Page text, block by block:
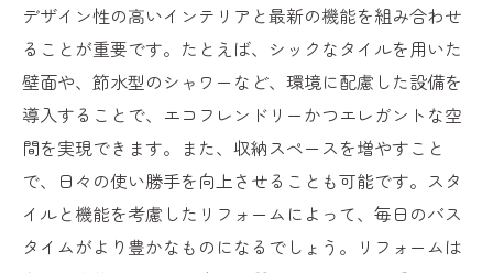
デザイン性の高いインテリアと最新の機能を組み合わせ
ることが重要です。たとえば、シックなタイルを用いた
壁面や、節水型のシャワーなど、環境に配慮した設備を
導入することで、エコフレンドリーかつエレガントな空
間を実現できます。また、収納スペースを増やすこと
で、日々の使い勝手を向上させることも可能です。スタ
イルと機能を考慮したリフォームによって、毎日のバス
タイムがより豊かなものになるでしょう。リフォームは